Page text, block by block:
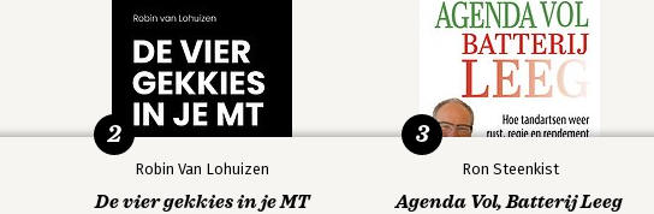
Robin Van Lohuizen
De vier gekkies in je MT
2
Ron Steenkist
Agenda Vol, Batterij Leeg
3